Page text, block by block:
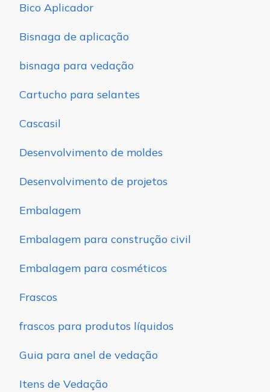
Bico Aplicador
Bisnaga de aplicação
bisnaga para vedação
Cartucho para selantes
Cascasil
Desenvolvimento de moldes
Desenvolvimento de projetos
Embalagem
Embalagem para construção civil
Embalagem para cosméticos
Frascos
frascos para produtos líquidos
Guia para anel de vedação
Itens de Vedação